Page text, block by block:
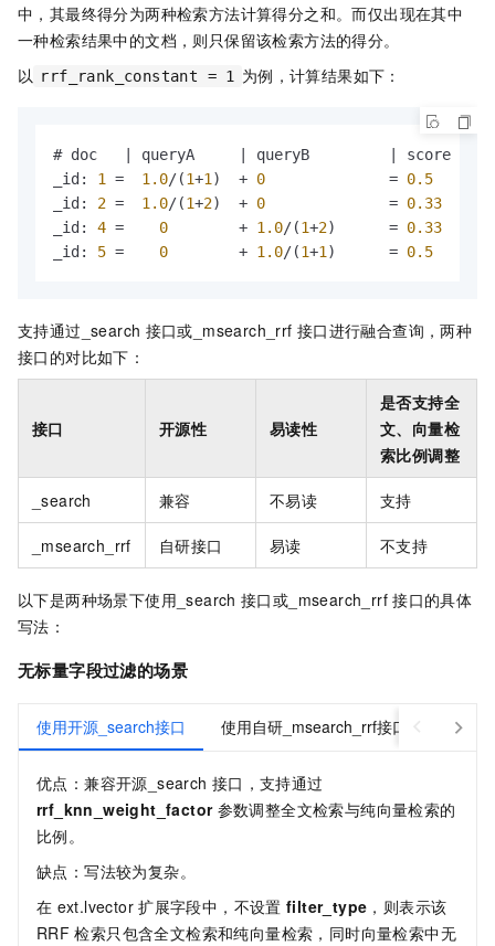
中，其最终得分为两种检索方法计算得分之和。而仅出现在其中
一种检索结果中的文档，则只保留该检索方法的得分。
以 rrf_rank_constant = 1 为例，计算结果如下：
# doc   | queryA     | queryB         | score
_id : 1 = 1.0/(1+1)  + 0
              =
0.5
_id : 2 = 1.0/(1+2)  + 0
              =
0.33
_id : 4 = 0
        +
1.0/(1+2)      = 0.33
_id : 5 = 0
        +
1.0/(1+1)      = 0.5
支持通过_search 接口或_msearch_rrf 接口进行融合查询，两种
接口的对比如下：
接口 开源性 易读性
是否支持全
文、向量检
索比例调整
_search 兼容 不易读 支持
_msearch_rrf 自研接口 易读 不支持
以下是两种场景下使用_search 接口或_msearch_rrf 接口的具体
写法：
无标量字段过滤的场景
使用开源_search接口 使用自研_msearch_rrf接口
优点：兼容开源_search 接口，支持通过
rrf_knn_weight_factor 参数调整全文检索与纯向量检索的
比例。
缺点：写法较为复杂。
在 ext.lvector 扩展字段中，不设置 filter_type ，则表示该
RRF 检索只包含全文检索和纯向量检索，同时向量检索中无